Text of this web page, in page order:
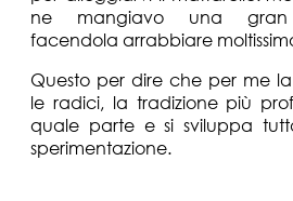
ne mangiavo una
facendola arrabbiare
Questo per dire che per me
le radici, la tradizione più
quale parte e si sviluppa
sperimentazione.